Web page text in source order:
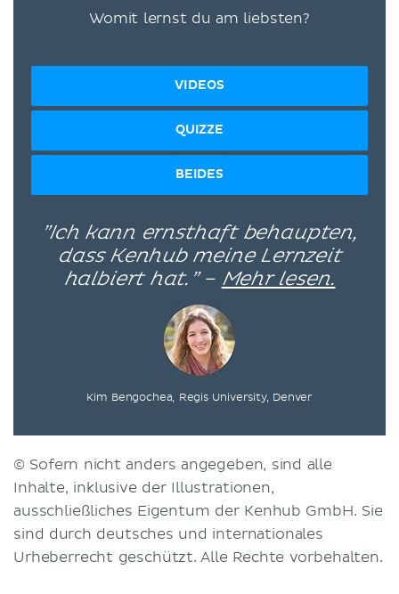
Womit lernst du am liebsten?
VIDEOS
QUIZZE
BEIDES
”Ich kann ernsthaft behaupten,
dass Kenhub meine Lernzeit
halbiert hat.” – Mehr lesen.
Kim Bengochea, Regis University, Denver
© Sofern nicht anders angegeben, sind alle
Inhalte, inklusive der Illustrationen,
ausschließliches Eigentum der Kenhub GmbH. Sie
sind durch deutsches und internationales
Urheberrecht geschützt. Alle Rechte vorbehalten.